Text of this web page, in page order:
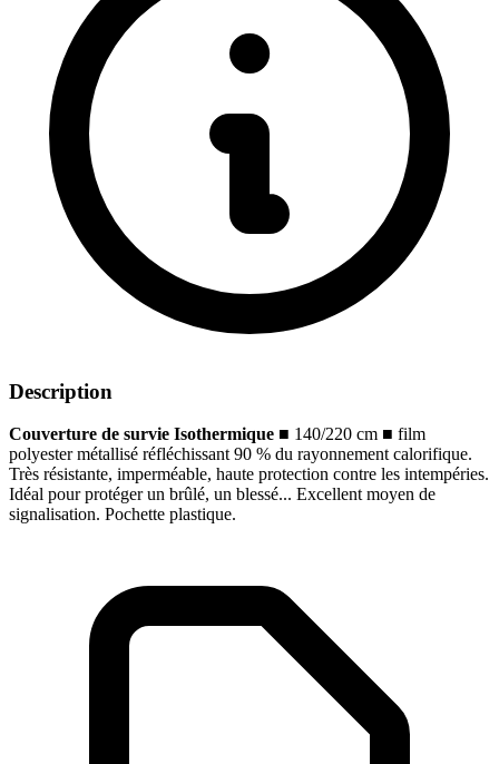
Description
Couverture de survie Isothermique ■ 140/220 cm ■ film
polyester métallisé réfléchissant 90 % du rayonnement calorifique.
Très résistante, imperméable, haute protection contre les intempéries.
Idéal pour protéger un brûlé, un blessé... Excellent moyen de
signalisation. Pochette plastique.